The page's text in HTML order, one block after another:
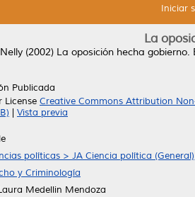
Iniciar
La
(2002) La oposición hecha gobierno.
Publicada
License Creative Commons Attribution
Vista previa
políticas > JA Ciencia política (General)
y Criminología
Medellin Mendoza